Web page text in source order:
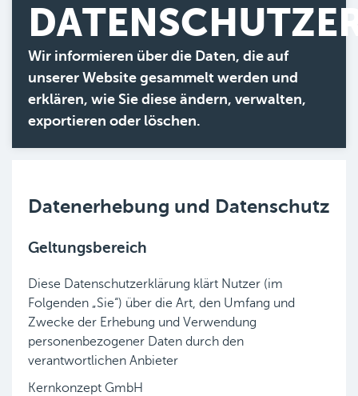
Wir informieren über die Daten, die auf
unserer Website gesammelt werden und
erklären, wie Sie diese ändern, verwalten,
exportieren oder löschen.
Datenerhebung und Datenschutz
Geltungsbereich
Diese Datenschutzerklärung klärt Nutzer (im
Folgenden „Sie“) über die Art, den Umfang und
Zwecke der Erhebung und Verwendung
personenbezogener Daten durch den
verantwortlichen Anbieter
Kernkonzept GmbH